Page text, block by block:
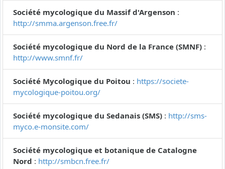
Société mycologique du Massif d'Argenson :
http://smma.argenson.free.fr/
Société mycologique du Nord de la France (SMNF) :
http://www.smnf.fr/
Société Mycologique du Poitou : https://societe-
mycologique-poitou.org/
Société mycologique du Sedanais (SMS) : http://sms-
myco.e-monsite.com/
Société mycologique et botanique de Catalogne
Nord : http://smbcn.free.fr/